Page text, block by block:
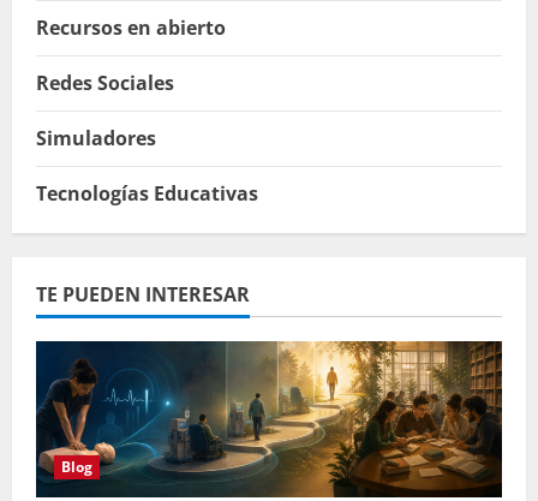
Recursos en abierto
Redes Sociales
Simuladores
Tecnologías Educativas
TE PUEDEN INTERESAR
Blog